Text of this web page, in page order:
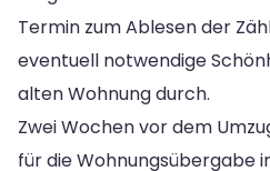
Termin zum Ablesen der
eventuell notwendige
alten Wohnung durch.
Zwei Wochen vor dem
für die Wohnungsübergabe